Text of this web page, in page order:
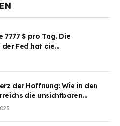
7777 $ pro Tag. Die
der Fed hat die
des Marktes erregt.
der Hoffnung: Wie in den
die unsichtbaren